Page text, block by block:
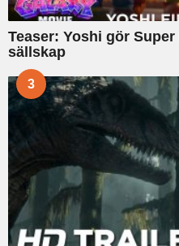
Teaser: Yoshi gör
sällskap
3